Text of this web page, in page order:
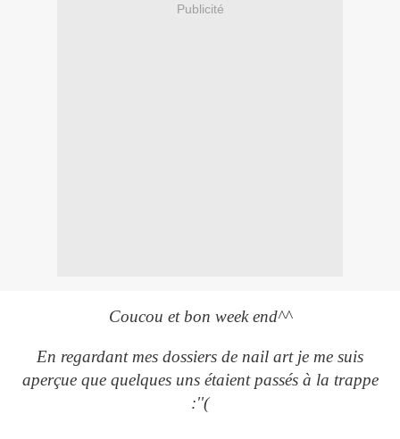
Publicité
Coucou et bon week end^^
En regardant mes dossiers de nail art je me suis
aperçue que quelques uns étaient passés à la trappe
:''(